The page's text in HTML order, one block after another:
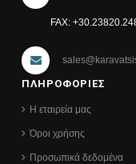
FAX:
ΠΛΗΡΟΦΟΡΙΕΣ
Η εταιρεία μας
Όροι χρήσης
Προσωπικά δεδομένα